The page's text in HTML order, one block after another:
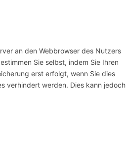
an den Webbrowser des Nutzers
Sie selbst, indem Sie Ihren
erst erfolgt, wenn Sie dies
verhindert werden. Dies kann jedoch